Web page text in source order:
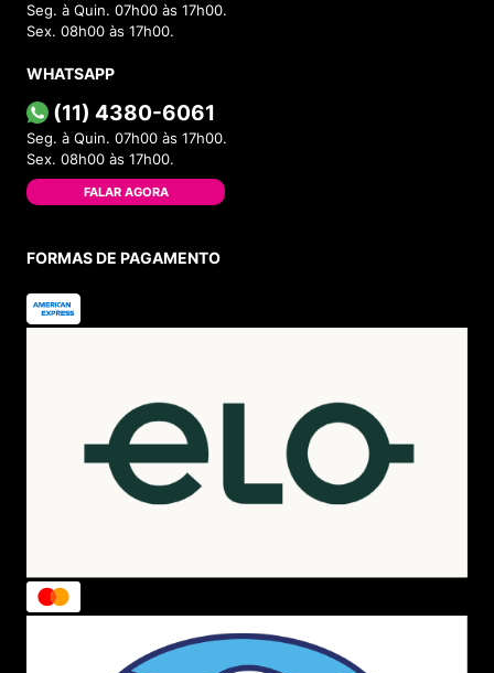
Seg. à Quin. 07h00 às 17h00.
Sex. 08h00 às 17h00.
WHATSAPP
(11) 4380-6061
Seg. à Quin. 07h00 às 17h00.
Sex. 08h00 às 17h00.
FALAR AGORA
FORMAS DE PAGAMENTO